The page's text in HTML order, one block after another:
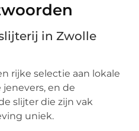
in Zwolle
rijke selectie aan lokale
en de
slijter die zijn vak
uniek.